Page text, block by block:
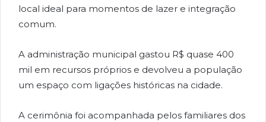
local ideal para momentos de lazer e integração
comum.
A administração municipal gastou R$ quase 400
mil em recursos próprios e devolveu a população
um espaço com ligações históricas na cidade.
A cerimônia foi acompanhada pelos familiares dos